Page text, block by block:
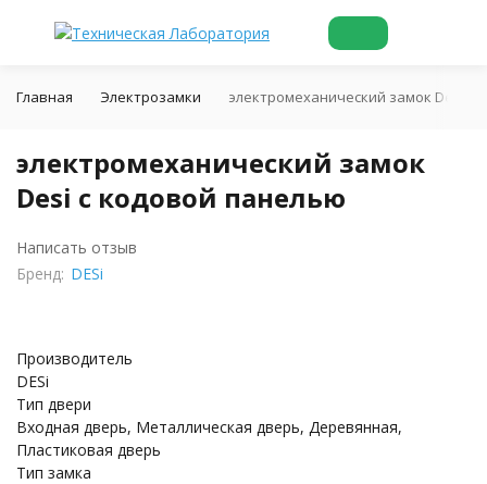
Главная Электрозамки электромеханический замок Desi с
электромеханический замок
Desi с кодовой панелью
Написать отзыв
Бренд: DESi
Производитель
DESi
Тип двери
Входная дверь, Металлическая дверь, Деревянная,
Пластиковая дверь
Тип замка